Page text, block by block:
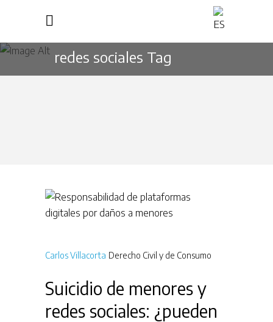
redes sociales Tag
Carlos Villacorta Derecho Civil y de Consumo
Suicidio de menores y
redes sociales: ¿pueden